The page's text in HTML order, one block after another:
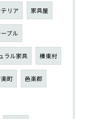
リア 家具屋
ブル
ラル家具 榛東村
町 邑楽郡